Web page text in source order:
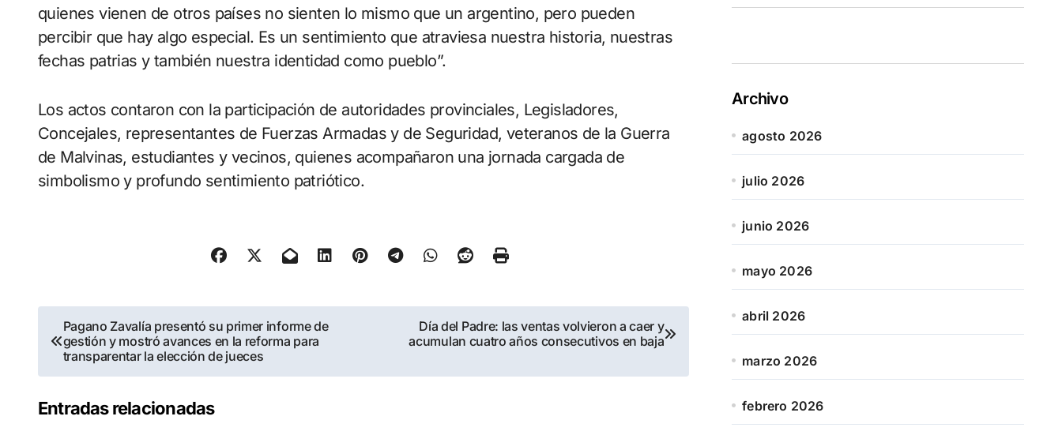
quienes vienen de otros países no sienten lo mismo que un argentino, pero pueden
percibir que hay algo especial. Es un sentimiento que atraviesa nuestra historia, nuestras
fechas patrias y también nuestra identidad como pueblo”.
Los actos contaron con la participación de autoridades provinciales, Legisladores,
Concejales, representantes de Fuerzas Armadas y de Seguridad, veteranos de la Guerra
de Malvinas, estudiantes y vecinos, quienes acompañaron una jornada cargada de
simbolismo y profundo sentimiento patriótico.
Navegación
de
Pagano Zavalía presentó su primer informe de
gestión y mostró avances en la reforma para
transparentar la elección de jueces
Día del Padre: las ventas volvieron a caer y
acumulan cuatro años consecutivos en baja
Entradas relacionadas
Archivo
agosto 2026
julio 2026
junio 2026
mayo 2026
abril 2026
marzo 2026
febrero 2026